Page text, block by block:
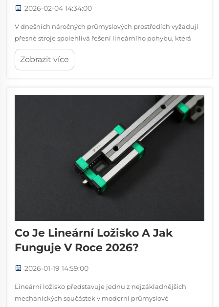
2026-02-04 14:34:00
V dnešních náročných průmyslových prostředích vyžadují
přesné stroje spolehlivá řešení lineárního pohybu, která
snesou extrémní zatížení a zároveň zachovají hladký chod.
Systém lineárních ložisek s kolejnicí tvoří základ bezpočtu
Zobrazit více
Co Je Lineární Ložisko A Jak
Funguje V Roce 2026?
2026-01-19 14:59:00
Lineární ložisko představuje jednu z nejzákladnějších
mechanických součástek v moderní průmyslové